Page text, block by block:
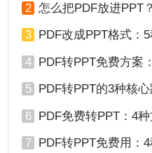
2 怎么把PDF放进PPT？职
3 PDF改成PPT格式：5
4 PDF转PPT免费方案：4个工
5 PDF转PPT的3种核心路径：
6 PDF免费转PPT：4种方法
7 PDF转PPT免费用：4种途径